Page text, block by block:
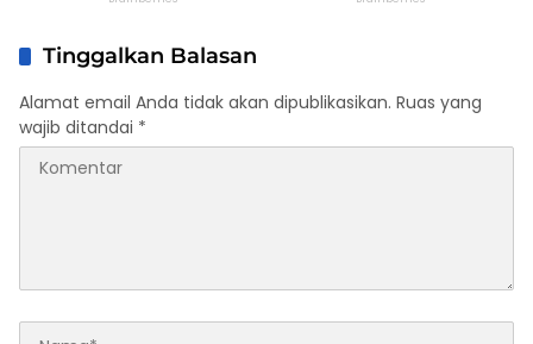
Tinggalkan Balasan
Alamat email Anda tidak akan dipublikasikan. Ruas yang
wajib ditandai *